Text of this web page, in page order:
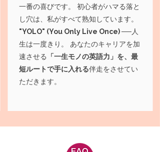
一番の喜びです。 初心者がハマる落と
し穴は、私がすべて熟知しています。
"YOLO" (You Only Live Once) ──人
生は一度きり。 あなたのキャリアを加
速させる
「一生モノの英語力」を、最
短ルートで手に入れる伴走をさせてい
ただきます。